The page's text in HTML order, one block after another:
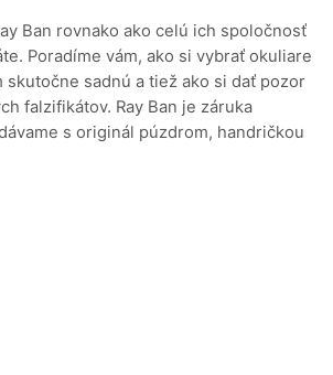
Ban rovnako ako celú ich spoločnosť
Poradíme vám, ako si vybrať okuliare
skutočne sadnú a tiež ako si dať pozor
falzifikátov. Ray Ban je záruka
s originál púzdrom, handričkou